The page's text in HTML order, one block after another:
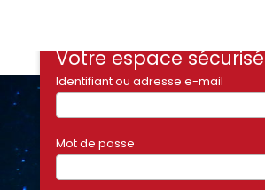
Votre espace sécurisé
Identifiant ou adresse e-mail
Mot de passe